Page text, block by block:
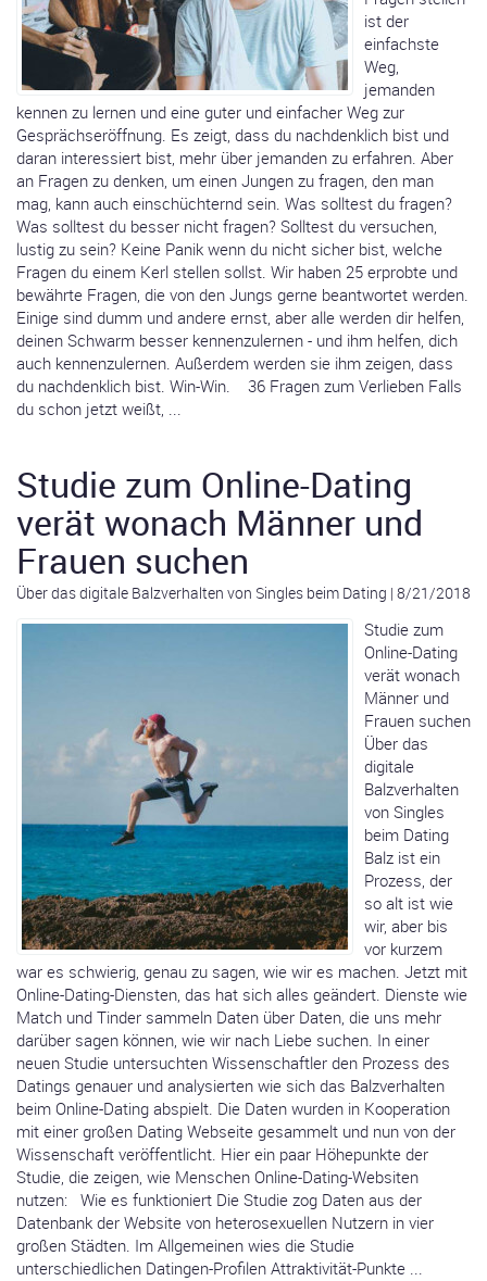
ist der
einfachste
Weg,
jemanden
kennen zu lernen und eine guter und einfacher Weg zur
Gesprächseröffnung. Es zeigt, dass du nachdenklich bist und
daran interessiert bist, mehr über jemanden zu erfahren. Aber
an Fragen zu denken, um einen Jungen zu fragen, den man
mag, kann auch einschüchternd sein. Was solltest du fragen?
Was solltest du besser nicht fragen? Solltest du versuchen,
lustig zu sein? Keine Panik wenn du nicht sicher bist, welche
Fragen du einem Kerl stellen sollst. Wir haben 25 erprobte und
bewährte Fragen, die von den Jungs gerne beantwortet werden.
Einige sind dumm und andere ernst, aber alle werden dir helfen,
deinen Schwarm besser kennenzulernen - und ihm helfen, dich
auch kennenzulernen. Außerdem werden sie ihm zeigen, dass
du nachdenklich bist. Win-Win. 36 Fragen zum Verlieben Falls
du schon jetzt weißt, ...
Studie zum Online-Dating
verät wonach Männer und
Frauen suchen
Über das digitale Balzverhalten von Singles beim Dating | 8/21/2018
Studie zum
Online-Dating
verät wonach
Männer und
Frauen suchen
Über das
digitale
Balzverhalten
von Singles
beim Dating
Balz ist ein
Prozess, der
so alt ist wie
wir, aber bis
vor kurzem
war es schwierig, genau zu sagen, wie wir es machen. Jetzt mit
Online-Dating-Diensten, das hat sich alles geändert. Dienste wie
Match und Tinder sammeln Daten über Daten, die uns mehr
darüber sagen können, wie wir nach Liebe suchen. In einer
neuen Studie untersuchten Wissenschaftler den Prozess des
Datings genauer und analysierten wie sich das Balzverhalten
beim Online-Dating abspielt. Die Daten wurden in Kooperation
mit einer großen Dating Webseite gesammelt und nun von der
Wissenschaft veröffentlicht. Hier ein paar Höhepunkte der
Studie, die zeigen, wie Menschen Online-Dating-Websiten
nutzen: Wie es funktioniert Die Studie zog Daten aus der
Datenbank der Website von heterosexuellen Nutzern in vier
großen Städten. Im Allgemeinen wies die Studie
unterschiedlichen Datingen-Profilen Attraktivität-Punkte ...